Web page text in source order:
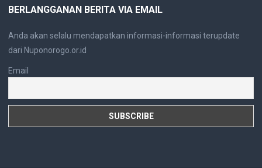
BERLANGGANAN BERITA VIA EMAIL
Anda akan selalu mendapatkan informasi-informasi terupdate
dari Nuponorogo.or.id
Email